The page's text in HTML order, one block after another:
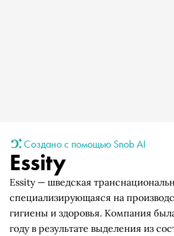
Создано с помощью Snob AI
Essity
Essity — шведская
специализирующаяся на
гигиены и здоровья. Компания
году в результате выделения из